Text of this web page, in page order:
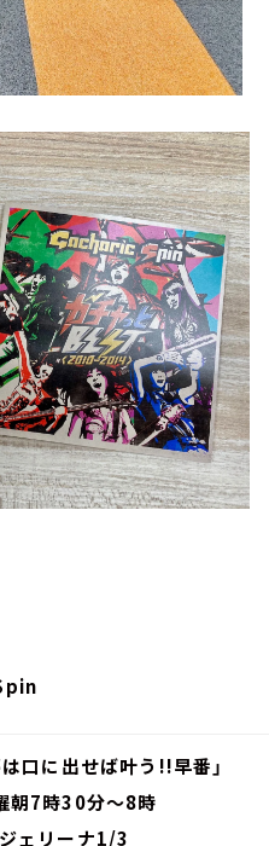
口に出せば叶う!!早番」
朝7時30分～8時
ェリーナ1/3